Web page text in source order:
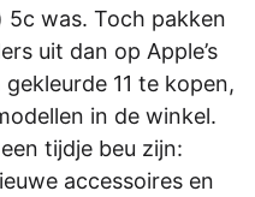
was. Toch pakken
uit dan op Apple’s
11 te kopen,
in de winkel.
tijdje beu zijn:
accessoires en